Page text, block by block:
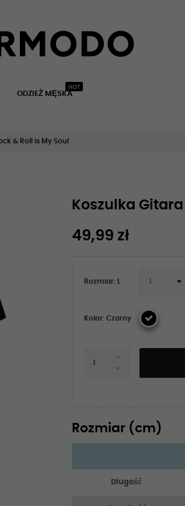
ODZIEŻ MĘSKA
HOT
& Roll is My Soul
Koszulka Gitara
49,99 zł
Rozmiar: L
Kolor: Czarny
Rozmiar (cm)
Długość